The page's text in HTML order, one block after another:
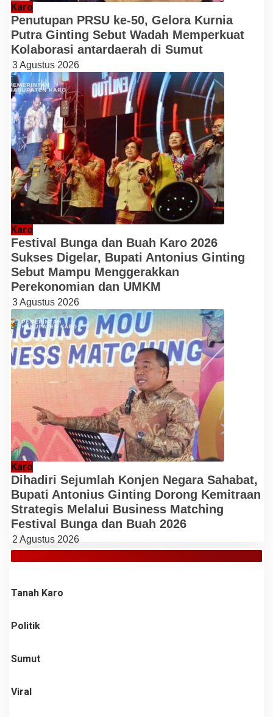
Karo
Penutupan PRSU ke-50, Gelora Kurnia
Putra Ginting Sebut Wadah Memperkuat
Kolaborasi antardaerah di Sumut
3 Agustus 2026
Karo
Festival Bunga dan Buah Karo 2026
Sukses Digelar, Bupati Antonius Ginting
Sebut Mampu Menggerakkan
Perekonomian dan UMKM
3 Agustus 2026
Karo
Dihadiri Sejumlah Konjen Negara Sahabat,
Bupati Antonius Ginting Dorong Kemitraan
Strategis Melalui Business Matching
Festival Bunga dan Buah 2026
2 Agustus 2026
JELAJAH
Tanah Karo
Politik
Sumut
Viral